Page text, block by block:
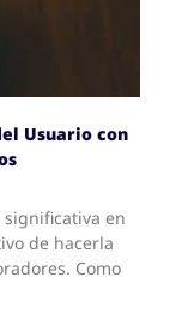
Usuario con
en
de hacerla
Como